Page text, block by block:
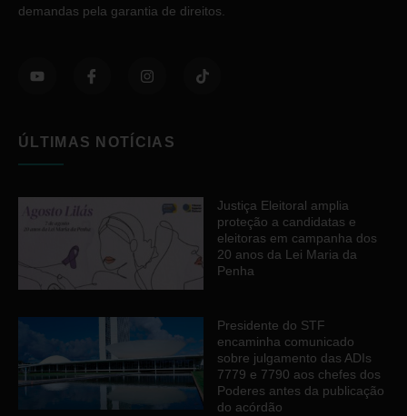
demandas pela garantia de direitos.
ÚLTIMAS NOTÍCIAS
Justiça Eleitoral amplia
proteção a candidatas e
eleitoras em campanha dos
20 anos da Lei Maria da
Penha
Presidente do STF
encaminha comunicado
sobre julgamento das ADIs
7779 e 7790 aos chefes dos
Poderes antes da publicação
do acórdão